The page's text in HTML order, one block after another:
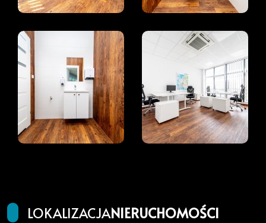
LOKALIZACJANIERUCHOMOŚCI